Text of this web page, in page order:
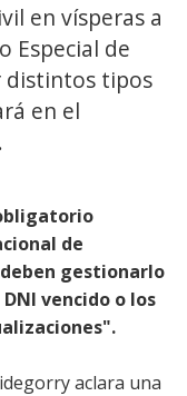
en vísperas a
Especial de
distintos tipos
en el
de
gestionarlo
vencido o los
aclara una